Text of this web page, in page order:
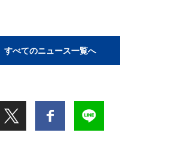
すべてのニュース一覧へ